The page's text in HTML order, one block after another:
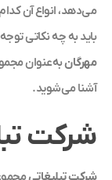
می‌دهد، انواع آن
باید به چه نکاتی
مهرگانبه‌عنوان
آشنا می‌شوید.
شرکت
شرکت تبلیغاتی